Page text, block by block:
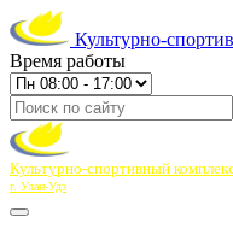
Культурно-
Время работы
Культурно-спортивный
г. Улан-Удэ